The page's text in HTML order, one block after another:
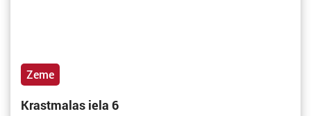
Zeme
Krastmalas iela 6